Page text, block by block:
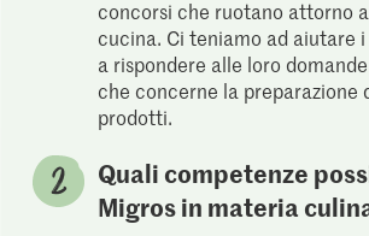
concorsi che ruotano attorno
cucina. Ci teniamo ad aiutare
a rispondere alle loro
che concerne la preparazione
prodotti.
Quali competenze
Migros in materia